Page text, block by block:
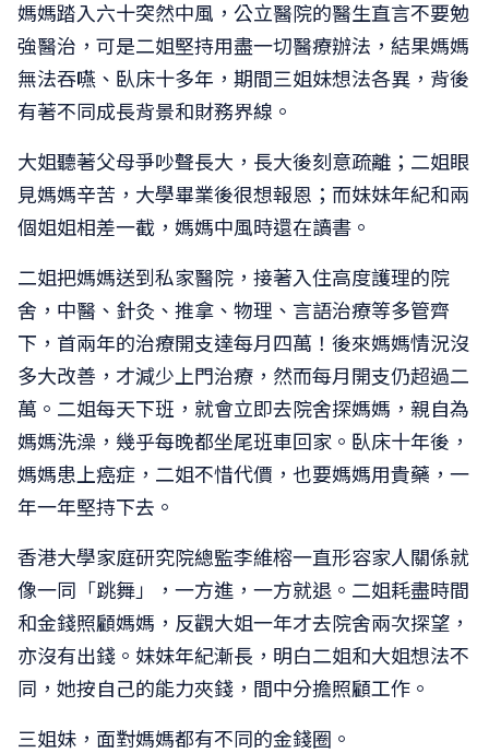
媽媽踏入六十突然中風，公立醫院的醫生直言不要勉
強醫治，可是二姐堅持用盡一切醫療辦法，結果媽媽
無法吞嚥、臥床十多年，期間三姐妹想法各異，背後
有著不同成長背景和財務界線。
大姐聽著父母爭吵聲長大，長大後刻意疏離；二姐眼
見媽媽辛苦，大學畢業後很想報恩；而妹妹年紀和兩
個姐姐相差一截，媽媽中風時還在讀書。
二姐把媽媽送到私家醫院，接著入住高度護理的院
舍，中醫、針灸、推拿、物理、言語治療等多管齊
下，首兩年的治療開支達每月四萬！後來媽媽情況沒
多大改善，才減少上門治療，然而每月開支仍超過二
萬。二姐每天下班，就會立即去院舍探媽媽，親自為
媽媽洗澡，幾乎每晚都坐尾班車回家。臥床十年後，
媽媽患上癌症，二姐不惜代價，也要媽媽用貴藥，一
年一年堅持下去。
香港大學家庭研究院總監李維榕一直形容家人關係就
像一同「跳舞」，一方進，一方就退。二姐耗盡時間
和金錢照顧媽媽，反觀大姐一年才去院舍兩次探望，
亦沒有出錢。妹妹年紀漸長，明白二姐和大姐想法不
同，她按自己的能力夾錢，間中分擔照顧工作。
三姐妹，面對媽媽都有不同的金錢圈。